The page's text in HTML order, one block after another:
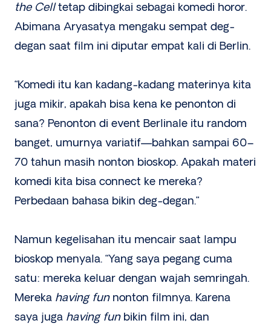
the Celltetap dibingkai sebagai komedi horor.
Abimana Aryasatya mengaku sempat deg-
degan saat film ini diputar empat kali di Berlin.
“Komedi itu kan kadang-kadang materinya kita
juga mikir, apakah bisa kena ke penonton di
sana? Penonton di event Berlinale itu random
banget, umurnya variatif—bahkan sampai 60–
70 tahun masih nonton bioskop. Apakah materi
komedi kita bisa connect ke mereka?
Perbedaan bahasa bikin deg-degan.”
Namun kegelisahan itu mencair saat lampu
bioskop menyala. “Yang saya pegang cuma
satu: mereka keluar dengan wajah semringah.
Mereka having funnonton filmnya. Karena
saya juga having funbikin film ini, dan